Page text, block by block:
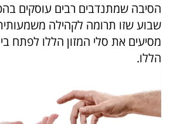
הסיבה שמתנדבים רבים עוסקים
שבוע שזו תרומה לקהילה
מסיעים את סלי המזון הללו לפתח
הללו.